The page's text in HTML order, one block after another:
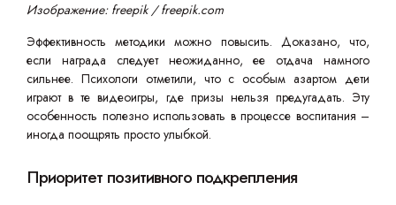
Изображение: freepik / freepik.com
Эффективность методики можно повысить. Доказано, что,
если награда следует неожиданно, ее отдача намного
сильнее. Психологи отметили, что с особым азартом дети
играют в те видеоигры, где призы нельзя предугадать. Эту
особенность полезно использовать в процессе воспитания –
иногда поощрять просто улыбкой.
Приоритет позитивного подкрепления